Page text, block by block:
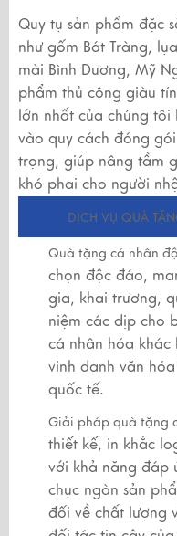
Quy tụ sản phẩm đặc
như gốm Bát Tràng,
mài Bình Dương, Mỹ
phẩm thủ công giàu
lớn nhất của chúng tôi
vào quy cách đóng
trọng, giúp nâng tầm
khó phai cho người
DỊCH VỤ QUÀ
Quà tặng cá nhân
chọn độc đáo,
gia, khai trương,
niệm các dịp cho
cá nhân hóa khác
vinh danh văn
quốc tế.
Giải pháp quà tặng
thiết kế, in khắc
với khả năng đáp
chục ngàn sản
đối về chất lượng